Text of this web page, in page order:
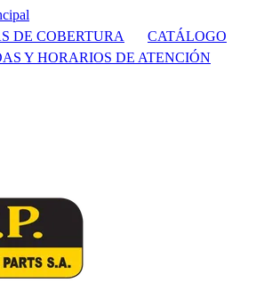
DE COBERTURA
CATÁLOGO
Y HORARIOS DE ATENCIÓN